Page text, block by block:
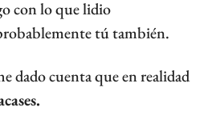
con lo que lidio
tú también.
Pero en realidad me he dado cuenta que en realidad